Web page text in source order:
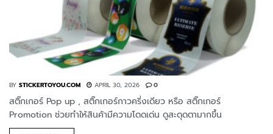
BY STICKERTOYOU.COM APRIL 30, 2026 0
สติ๊กเกอร์ Pop up , สติ๊กเกอร์กาวครี่งเดียว หรือ สติ๊กเกอร์
Promotion ช่วยทำให้สินค้ามีความโดดเด่น ดูสะดุดตามากขึ้น